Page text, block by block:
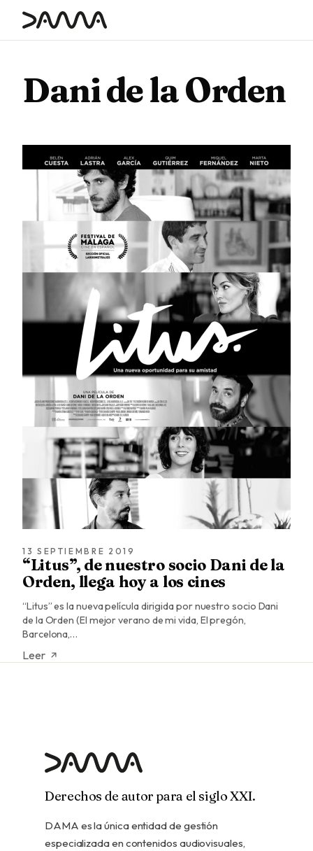
contenido
Dani de la Orden
13 SEPTIEMBRE 2019
“Litus”, de nuestro socio Dani de la
Orden, llega hoy a los cines
“Litus” es la nueva película dirigida por nuestro socio Dani
de la Orden (El mejor verano de mi vida, El pregón,
Barcelona,…
Leer
Derechos de autor para el siglo XXI.
DAMA es la única entidad de gestión
especializada en contenidos audiovisuales,